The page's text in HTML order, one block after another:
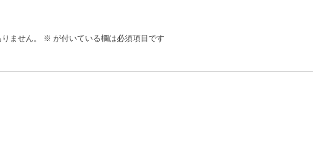
ません。 ※ が付いている欄は必須項目です